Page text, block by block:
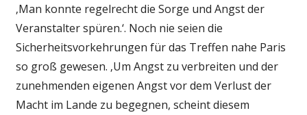
‚Man konnte regelrecht die Sorge und Angst der
Veranstalter spüren.‘. Noch nie seien die
Sicherheitsvorkehrungen für das Treffen nahe Paris
so groß gewesen. ‚Um Angst zu verbreiten und der
zunehmenden eigenen Angst vor dem Verlust der
Macht im Lande zu begegnen, scheint diesem